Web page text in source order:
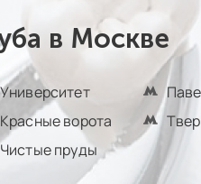
в Москве
Университет
Красные ворота
Чистые пруды